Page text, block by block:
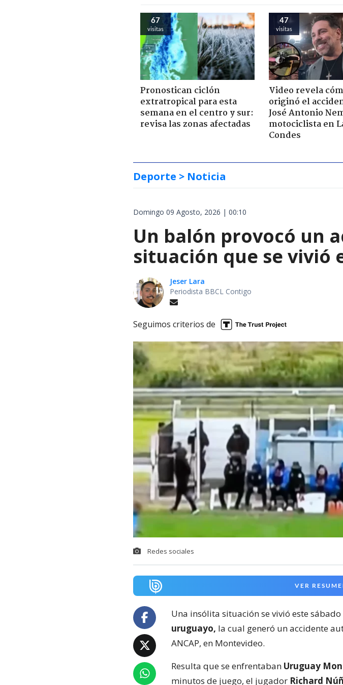
67
visitas
Pronostican ciclón
extratropical para esta
semana en el centro y sur:
revisa las zonas afectadas
47
visitas
Video revela
originó el
José Antonio
motociclista en
Condes
Deporte > Noticia
Domingo 09 Agosto, 2026 | 00:10
Un balón provocó un
situación que se vivió
Jeser Lara
Periodista BBCL Contigo
Seguimos criterios de
Redes sociales
VER
Una insólita situación se vivió este sábado
uruguayo, la cual generó un accidente
ANCAP, en Montevideo.
Resulta que se enfrentaban Uruguay
minutos de juego, el jugador Richard